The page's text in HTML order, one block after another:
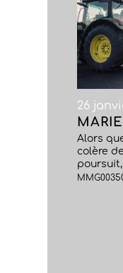
26
Alors
colère